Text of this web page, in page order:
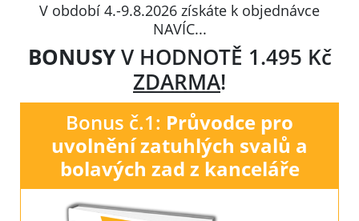
V období 4.-9.8.2026 získáte k objednávce
NAVÍC...
BONUSYV HODNOTĚ 1.495 Kč
ZDARMA!
Bonus č.1: Průvodce pro
uvolnění zatuhlých svalů a
bolavých zad z kanceláře